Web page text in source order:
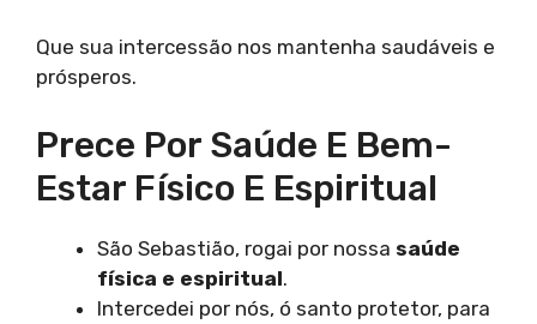
Que sua intercessão nos mantenha saudáveis e
prósperos.
Prece Por Saúde E Bem-
Estar Físico E Espiritual
São Sebastião, rogai por nossa saúde
física e espiritual.
Intercedei por nós, ó santo protetor, para